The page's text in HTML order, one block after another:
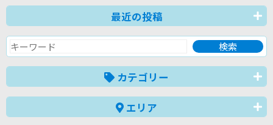
最近の投稿
カテゴリー
エリア